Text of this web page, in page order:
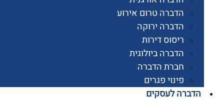
הדברה טרום אירוע
הדברה ירוקה
ריסוס דירות
הדברה ביולוגית
חברת הדברה
פינוי פגרים
לעסקים